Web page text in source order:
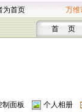
为首页 万维
首 页
制面板 个人相册